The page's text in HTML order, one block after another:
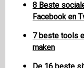
8 Beste
Facebook en
7 beste tools
maken